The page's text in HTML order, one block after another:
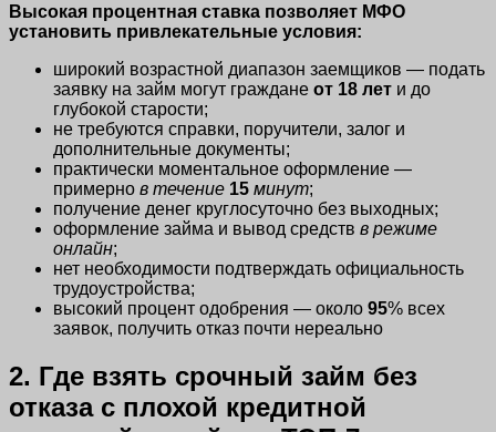
Высокая процентная ставка позволяет МФО
установить привлекательные условия:
широкий возрастной диапазон заемщиков — подать
заявку на займ могут граждане от 18 лет и до
глубокой старости;
не требуются справки, поручители, залог и
дополнительные документы;
практически моментальное оформление —
примерно в течение 15 минут;
получение денег круглосуточно без выходных;
оформление займа и вывод средств в режиме
онлайн;
нет необходимости подтверждать официальность
трудоустройства;
высокий процент одобрения — около 95% всех
заявок, получить отказ почти нереально
2. Где взять срочный займ без
отказа с плохой кредитной